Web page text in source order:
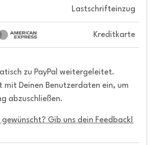
Lastschrifteinzug
Kreditkarte
zu PayPal weitergeleitet.
mit Deinen Benutzerdaten ein, um
abzuschließen.
Gib uns dein Feedback!